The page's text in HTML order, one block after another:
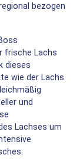
bezogen
frische Lachs
dieses
wie der Lachs
und
Lachses um